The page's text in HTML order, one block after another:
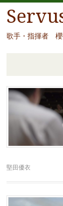
歌手・指揮者 櫻
コ
ン
テ
移
堅田優衣